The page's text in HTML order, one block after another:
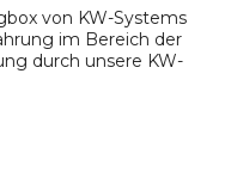
von KW-Systems
im Bereich der
durch unsere KW-